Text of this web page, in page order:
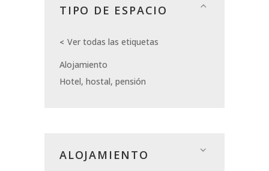
TIPO DE ESPACIO
Ver todas las etiquetas
Alojamiento
Hotel, hostal, pensión
ALOJAMIENTO